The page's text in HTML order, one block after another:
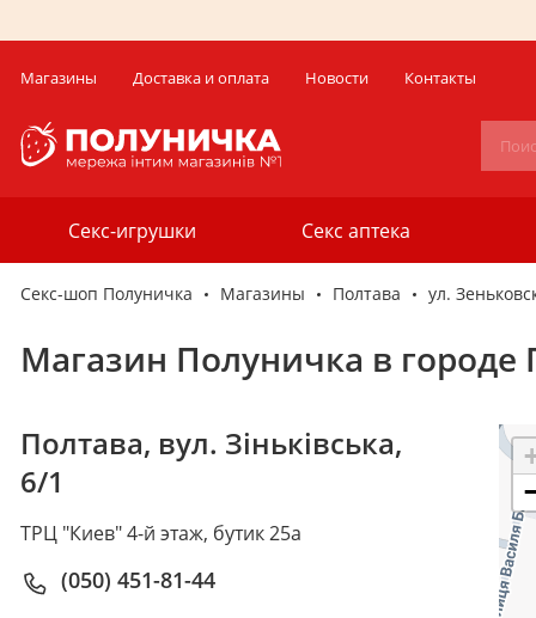
Магазины Доставка и оплата Новости Контакты
Секс-игрушки Секс аптека
Секс-шоп Полуничка Магазины Полтава ул.
Магазин Полуничка в городе
Полтава, вул. Зіньківська,
6/1
ТРЦ "Киев" 4-й этаж, бутик 25а
(050) 451-81-44